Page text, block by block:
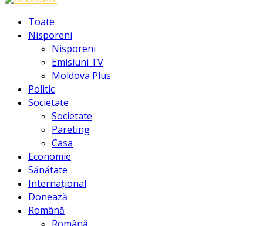
Toate
Nisporeni
Nisporeni
Emisiuni TV
Moldova Plus
Politic
Societate
Societate
Pareting
Casa
Economie
Sănătate
Internațional
Donează
Română
Română